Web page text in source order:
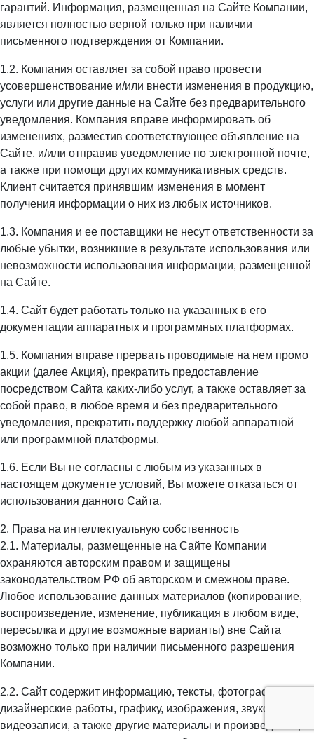
гарантий. Информация, размещенная на Сайте Компании,
является полностью верной только при наличии
письменного подтверждения от Компании.
1.2. Компания оставляет за собой право провести
усовершенствование и/или внести изменения в продукцию,
услуги или другие данные на Сайте без предварительного
уведомления. Компания вправе информировать об
изменениях, разместив соответствующее объявление на
Сайте, и/или отправив уведомление по электронной почте,
а также при помощи других коммуникативных средств.
Клиент считается принявшим изменения в момент
получения информации о них из любых источников.
1.3. Компания и ее поставщики не несут ответственности за
любые убытки, возникшие в результате использования или
невозможности использования информации, размещенной
на Сайте.
1.4. Сайт будет работать только на указанных в его
документации аппаратных и программных платформах.
1.5. Компания вправе прервать проводимые на нем промо
акции (далее Акция), прекратить предоставление
посредством Сайта каких-либо услуг, а также оставляет за
собой право, в любое время и без предварительного
уведомления, прекратить поддержку любой аппаратной
или программной платформы.
1.6. Если Вы не согласны с любым из указанных в
настоящем документе условий, Вы можете отказаться от
использования данного Сайта.
2. Права на интеллектуальную собственность
2.1. Материалы, размещенные на Сайте Компании
охраняются авторским правом и защищены
законодательством РФ об авторском и смежном праве.
Любое использование данных материалов (копирование,
воспроизведение, изменение, публикация в любом виде,
пересылка и другие возможные варианты) вне Сайта
возможно только при наличии письменного разрешения
Компании.
2.2. Сайт содержит информацию, тексты, фотографии,
дизайнерские работы, графику, изображения, звуко- и
видеозаписи, а также другие материалы и произведения,